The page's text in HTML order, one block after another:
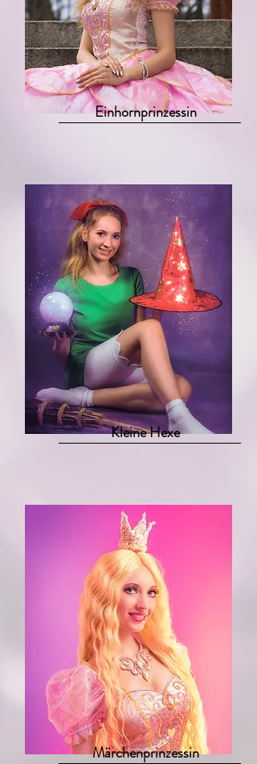
Einhornprinzessin
Kleine Hexe
Märchenprinzessin